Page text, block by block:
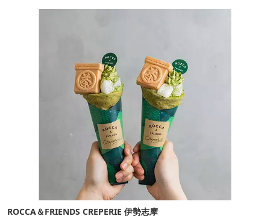
眺める最高のロケーション。 ▸インクルーシブサービスのお部屋
ROCCA＆FRIENDS CREPERIE 伊勢志摩